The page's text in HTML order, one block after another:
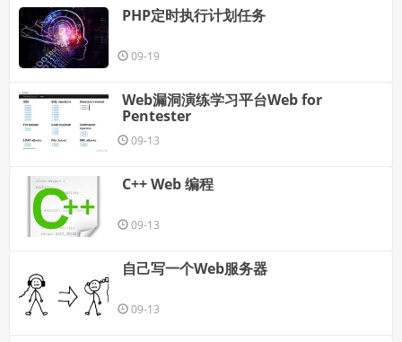
PHP定时执行计划任务
09-19
Web漏洞演练学习平台Web for
Pentester
09-13
C++ Web 编程
09-13
自己写一个Web服务器
09-13